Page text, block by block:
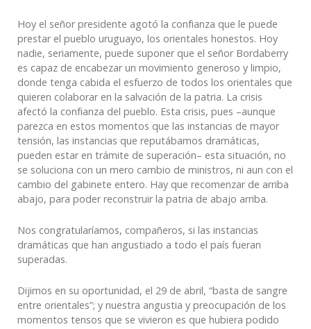
Hoy el señor presidente agotó la confianza que le puede
prestar el pueblo uruguayo, los orientales honestos. Hoy
nadie, seriamente, puede suponer que el señor Bordaberry
es capaz de encabezar un movimiento generoso y limpio,
donde tenga cabida el esfuerzo de todos los orientales que
quieren colaborar en la salvación de la patria. La crisis
afectó la confianza del pueblo. Esta crisis, pues –aunque
parezca en estos momentos que las instancias de mayor
tensión, las instancias que reputábamos dramáticas,
pueden estar en trámite de superación– esta situación, no
se soluciona con un mero cambio de ministros, ni aun con el
cambio del gabinete entero. Hay que recomenzar de arriba
abajo, para poder reconstruir la patria de abajo arriba.
Nos congratularíamos, compañeros, si las instancias
dramáticas que han angustiado a todo el país fueran
superadas.
Dijimos en su oportunidad, el 29 de abril, “basta de sangre
entre orientales”; y nuestra angustia y preocupación de los
momentos tensos que se vivieron es que hubiera podido